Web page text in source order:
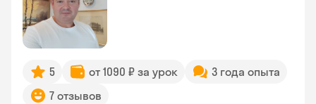
5 от 1090 ₽ за урок
3 года опыта
7 отзывов